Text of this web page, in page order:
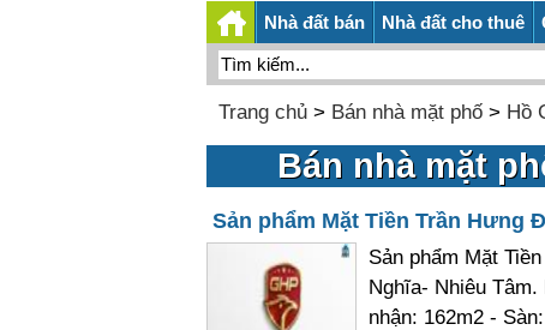
Nhà đất bán Nhà đất cho thuê
Trang chủ> Bán nhà mặt phố> Hồ
Bán nhà mặt
Sản phẩm Mặt Tiền Trần Hưng
Sản phẩm Mặt
Nghĩa- Nhiêu
nhận: 162m2 -